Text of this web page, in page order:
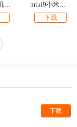
MIUI9刷机包下载【附最新卡刷包+线刷包】
下载
下载